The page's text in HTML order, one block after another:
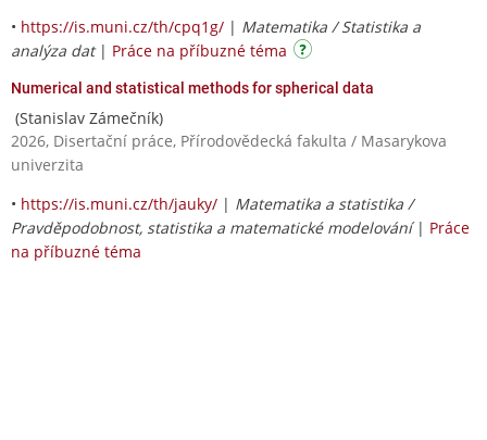
• https://is.muni.cz/th/cpq1g/ | Matematika / Statistika a
analýza dat| Práce na příbuzné téma
Numerical and statistical methods for spherical data
(Stanislav Zámečník)
2026, Disertační práce, Přírodovědecká fakulta / Masarykova
univerzita
• https://is.muni.cz/th/jauky/ | Matematika a statistika /
Pravděpodobnost, statistika a matematické modelování| Práce
na příbuzné téma